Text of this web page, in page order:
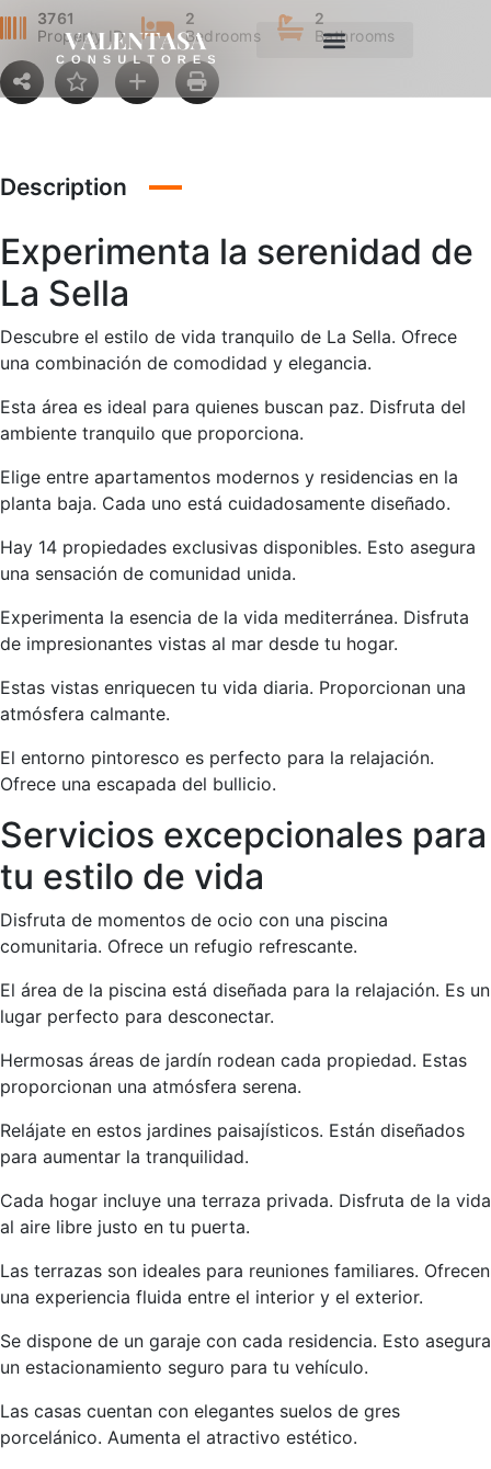
3761
Property ID
2
Bedrooms
2
Bathrooms
Description
Experimenta la serenidad de
La Sella
Descubre el estilo de vida tranquilo de La Sella. Ofrece
una combinación de comodidad y elegancia.
Esta área es ideal para quienes buscan paz. Disfruta del
ambiente tranquilo que proporciona.
Elige entre apartamentos modernos y residencias en la
planta baja. Cada uno está cuidadosamente diseñado.
Hay 14 propiedades exclusivas disponibles. Esto asegura
una sensación de comunidad unida.
Experimenta la esencia de la vida mediterránea. Disfruta
de impresionantes vistas al mar desde tu hogar.
Estas vistas enriquecen tu vida diaria. Proporcionan una
atmósfera calmante.
El entorno pintoresco es perfecto para la relajación.
Ofrece una escapada del bullicio.
Servicios excepcionales para
tu estilo de vida
Disfruta de momentos de ocio con una piscina
comunitaria. Ofrece un refugio refrescante.
El área de la piscina está diseñada para la relajación. Es un
lugar perfecto para desconectar.
Hermosas áreas de jardín rodean cada propiedad. Estas
proporcionan una atmósfera serena.
Relájate en estos jardines paisajísticos. Están diseñados
para aumentar la tranquilidad.
Cada hogar incluye una terraza privada. Disfruta de la vida
al aire libre justo en tu puerta.
Las terrazas son ideales para reuniones familiares. Ofrecen
una experiencia fluida entre el interior y el exterior.
Se dispone de un garaje con cada residencia. Esto asegura
un estacionamiento seguro para tu vehículo.
Las casas cuentan con elegantes suelos de gres
porcelánico. Aumenta el atractivo estético.